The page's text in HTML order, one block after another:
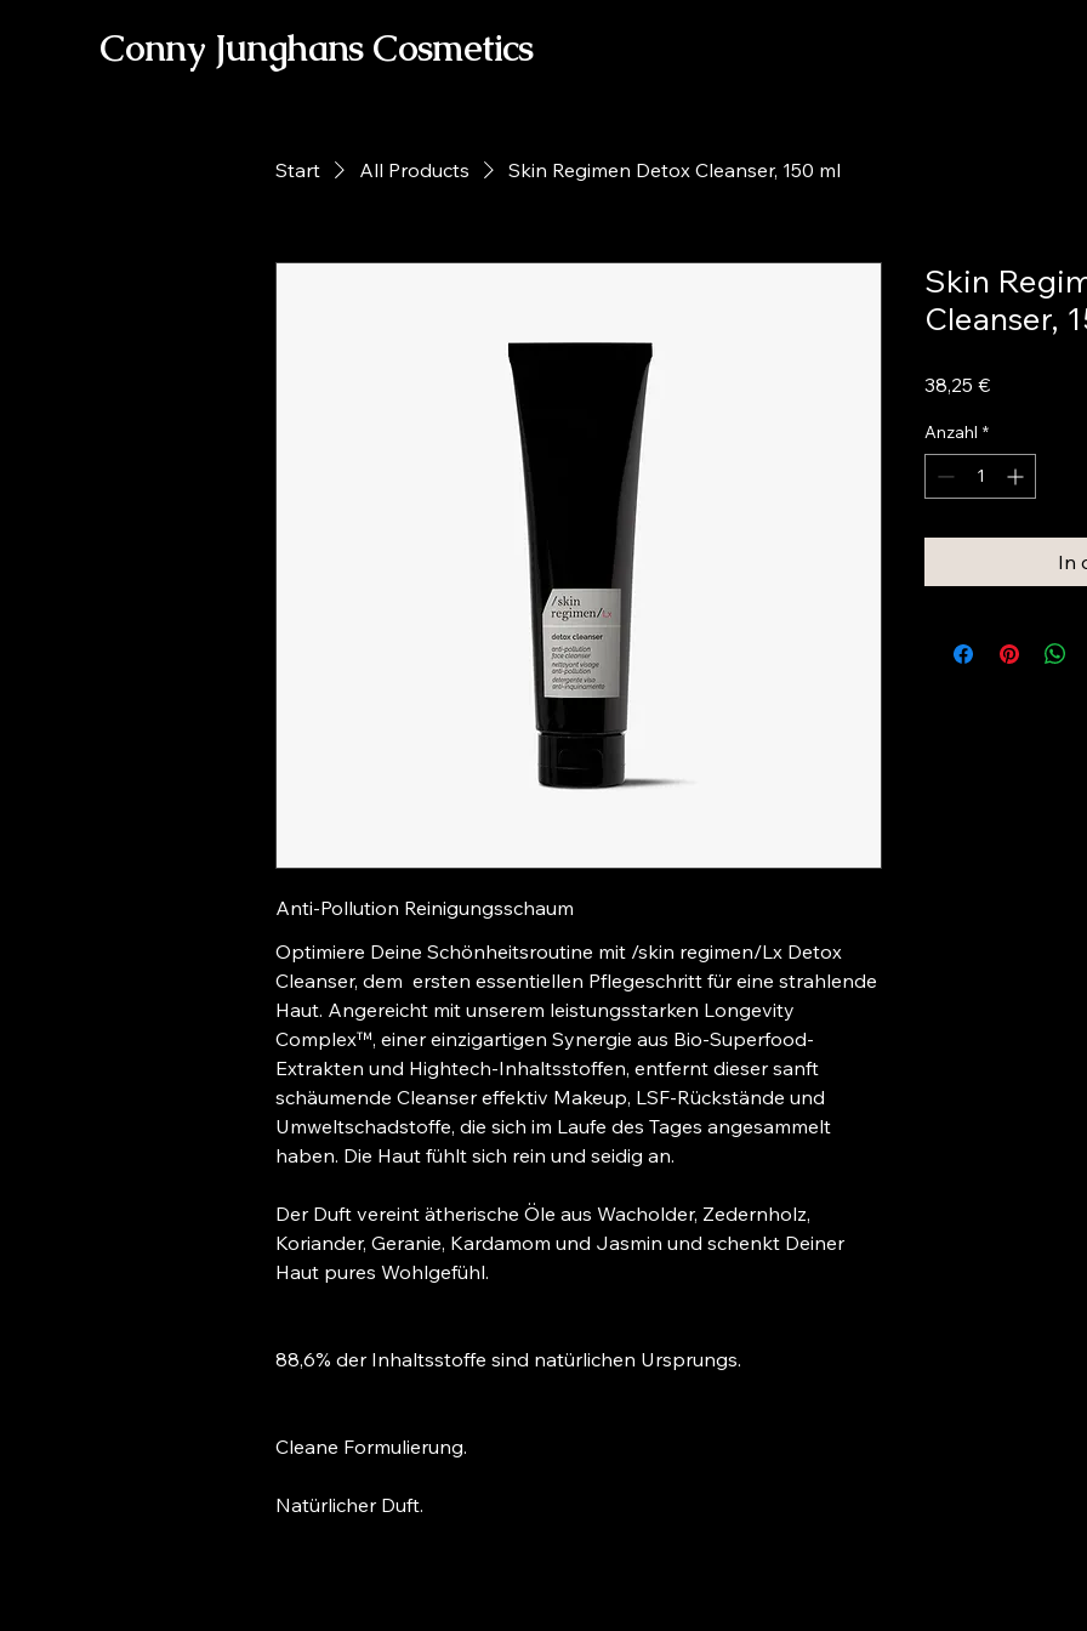
Conny Junghans Cosmetics
Start All Products Skin Regimen Detox Cleanser, 150 ml
Anti-Pollution Reinigungsschaum
Optimiere Deine Schönheitsroutine mit /skin regimen/Lx Detox
Cleanser, dem  ersten essentiellen Pflegeschritt für eine strahlende
Haut. Angereicht mit unserem leistungsstarken Longevity
Complex™, einer einzigartigen Synergie aus Bio-Superfood-
Extrakten und Hightech-Inhaltsstoffen, entfernt dieser sanft
schäumende Cleanser effektiv Makeup, LSF-Rückstände und
Umweltschadstoffe, die sich im Laufe des Tages angesammelt
haben. Die Haut fühlt sich rein und seidig an.
Der Duft vereint ätherische Öle aus Wacholder, Zedernholz,
Koriander, Geranie, Kardamom und Jasmin und schenkt Deiner
Haut pures Wohlgefühl.
88,6% der Inhaltsstoffe sind natürlichen Ursprungs.
Cleane Formulierung.
Natürlicher Duft.
Skin
Cleanser,
38,25 €Preis
Anzahl *
In